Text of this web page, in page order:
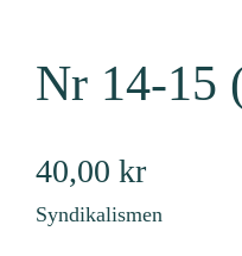
Nr 14-15
40,00kr
Syndikalismen